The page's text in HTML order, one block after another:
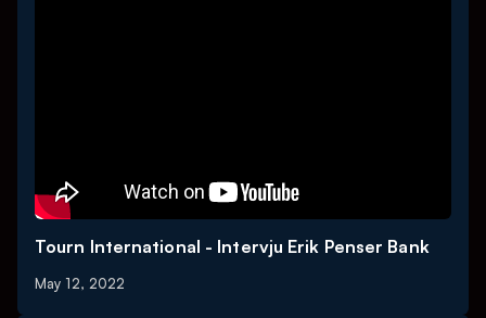
Tourn International - Intervju Erik Penser Bank
May 12, 2022